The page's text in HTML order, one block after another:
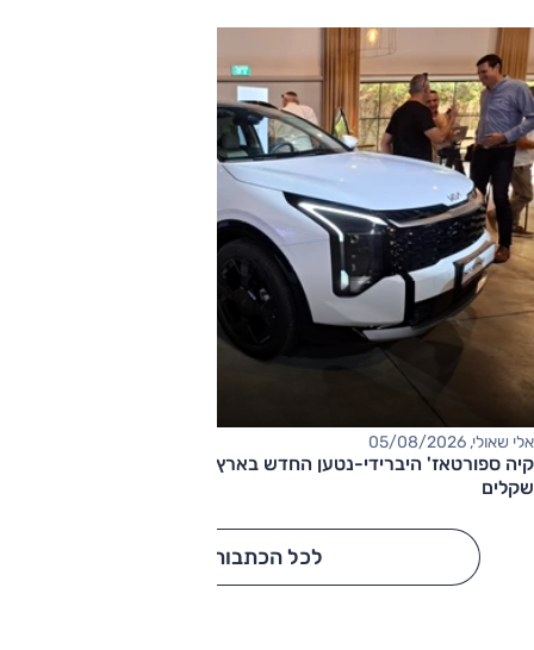
אלי שאולי, 05/08/2026
שקלים
לכל הכתבות